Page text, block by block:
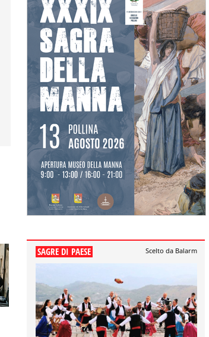
SAGRE DI PAESE Scelto da Balarm